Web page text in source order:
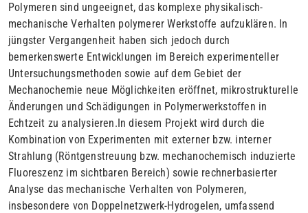
Polymeren sind ungeeignet, das komplexe physikalisch-
mechanische Verhalten polymerer Werkstoffe aufzuklären. In
jüngster Vergangenheit haben sich jedoch durch
bemerkenswerte Entwicklungen im Bereich experimenteller
Untersuchungsmethoden sowie auf dem Gebiet der
Mechanochemie neue Möglichkeiten eröffnet, mikrostrukturelle
Änderungen und Schädigungen in Polymerwerkstoffen in
Echtzeit zu analysieren.In diesem Projekt wird durch die
Kombination von Experimenten mit externer bzw. interner
Strahlung (Röntgenstreuung bzw. mechanochemisch induzierte
Fluoreszenz im sichtbaren Bereich) sowie rechnerbasierter
Analyse das mechanische Verhalten von Polymeren,
insbesondere von Doppelnetzwerk-Hydrogelen, umfassend